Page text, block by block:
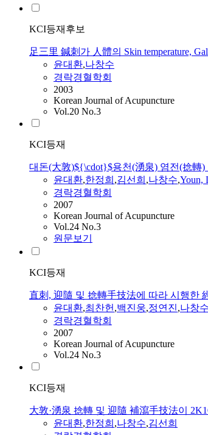
KCI등재후보
足三里 鍼刺가 人體의 Skin temperature,
윤대환,나창수
경락경혈학회
2003
Korean Journal of Acupuncture
Vol.20 No.3
KCI등재
대돈(大敦)${\cdot}$용천(湧泉) 염전(捻轉
윤대환,한정희 ,김선희 ,나창수,Youn,
경락경혈학회
2007
Korean Journal of Acupuncture
Vol.24 No.3
원문보기
KCI등재
直刺, 迎隨 및 捻轉手技法에 따라 시행한
윤대환,최찬헌,백진웅,정연진,나창수
경락경혈학회
2007
Korean Journal of Acupuncture
Vol.24 No.3
KCI등재
大敦·湧泉 捻轉 및 迎隨 補瀉手技法이
윤대환,한정희 ,나창수,김선희